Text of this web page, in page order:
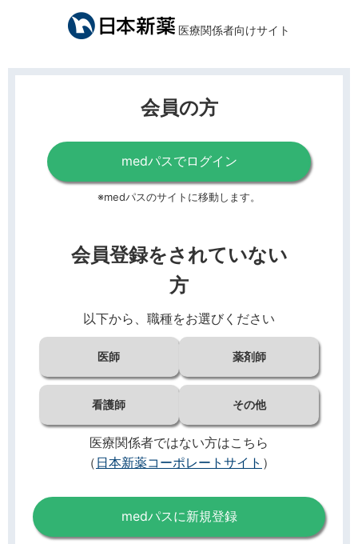
医療関係者向けサイト
会員の方
medパスでログイン
※medパスのサイトに移動します。
会員登録をされていない
方
以下から、職種をお選びください
医師 薬剤師
看護師 その他
医療関係者ではない方はこちら
（ 日本新薬コーポレートサイト ）
medパスに新規登録